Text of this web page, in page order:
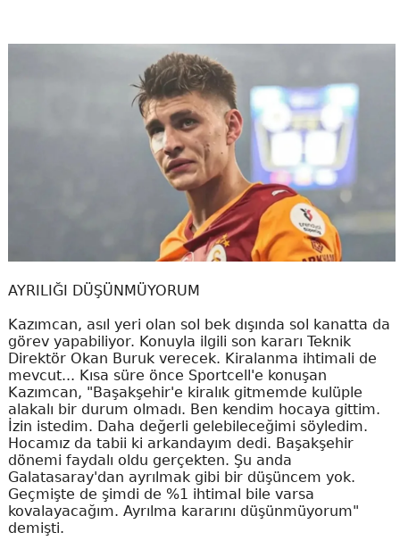
AYRILIĞI DÜŞÜNMÜYORUM
Kazımcan, asıl yeri olan sol bek dışında sol kanatta da
görev yapabiliyor. Konuyla ilgili son kararı Teknik
Direktör Okan Buruk verecek. Kiralanma ihtimali de
mevcut... Kısa süre önce Sportcell'e konuşan
Kazımcan, "Başakşehir'e kiralık gitmemde kulüple
alakalı bir durum olmadı. Ben kendim hocaya gittim.
İzin istedim. Daha değerli gelebileceğimi söyledim.
Hocamız da tabii ki arkandayım dedi. Başakşehir
dönemi faydalı oldu gerçekten. Şu anda
Galatasaray'dan ayrılmak gibi bir düşüncem yok.
Geçmişte de şimdi de %1 ihtimal bile varsa
kovalayacağım. Ayrılma kararını düşünmüyorum"
demişti.